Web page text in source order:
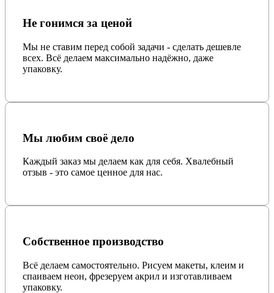
Не гонимся за ценой
Мы не ставим перед собой задачи - сделать дешевле
всех. Всё делаем максимально надёжно, даже
упаковку.
Мы любим своё дело
Каждый заказ мы делаем как для себя. Хвалебный
отзыв - это самое ценное для нас.
Собственное производство
Всё делаем самостоятельно. Рисуем макеты, клеим и
спаиваем неон, фрезеруем акрил и изготавливаем
упаковку.